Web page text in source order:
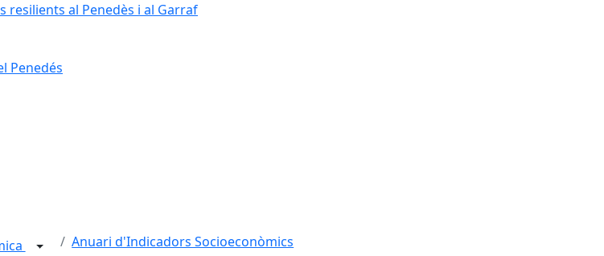
resilients al Penedès i al Garraf
Penedés
Anuari d'Indicadors Socioeconòmics